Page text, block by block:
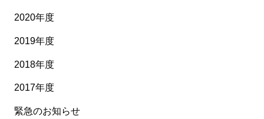
2020年度
2019年度
2018年度
2017年度
緊急のお知らせ